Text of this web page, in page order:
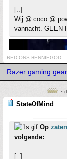
[..]
Wij @:coco
vannacht. GEEN
RED ONS HENNIEGOD
Razer gaming gear
•
StateOfMind
Op
volgende:
[..]